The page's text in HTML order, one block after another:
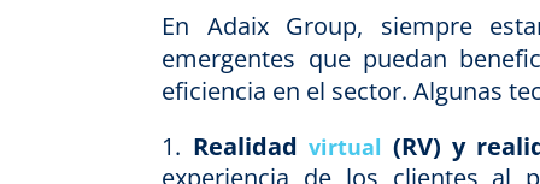
En Adaix Group, siempre
emergentes que puedan
eficiencia en el sector. Algunas
Realidad virtual (RV) y
experiencia de los clientes al